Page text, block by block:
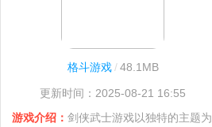
格斗游戏 / 48.1MB
更新时间：2025-08-21 16:55
游戏介绍：剑侠武士游戏以独特的主题为